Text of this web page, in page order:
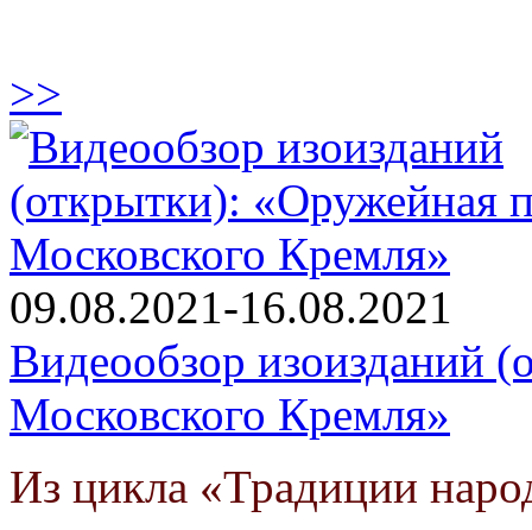
>>
09.08.2021-16.08.2021
Видеообзор изоизданий
Московского Кремля»
Из цикла «Традиции